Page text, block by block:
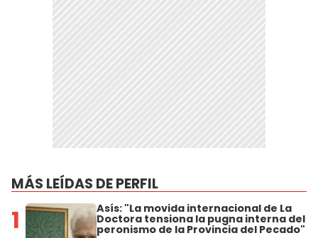
MÁS LEÍDAS DE PERFIL
1 Asís: "La movida internacional de La
Doctora tensiona la pugna interna del
peronismo de la Provincia del Pecado"